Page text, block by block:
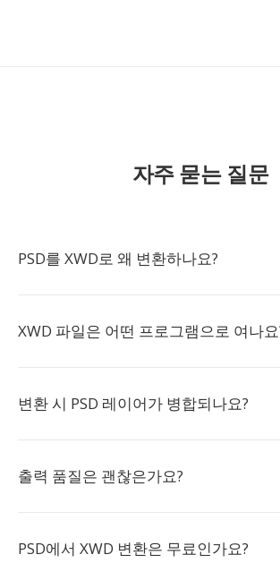
자주 묻는 질문
PSD를 XWD로 왜 변환하나요?
XWD 파일은 어떤 프로그램으로 여나요
변환 시 PSD 레이어가 병합되나요?
출력 품질은 괜찮은가요?
PSD에서 XWD 변환은 무료인가요?